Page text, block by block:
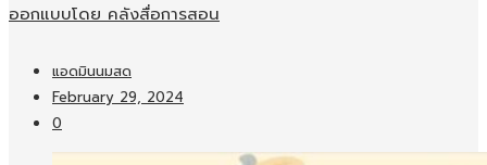
ออกแบบโดย คลังสื่อการสอน
แอดมินนมสด
February 29, 2024
0